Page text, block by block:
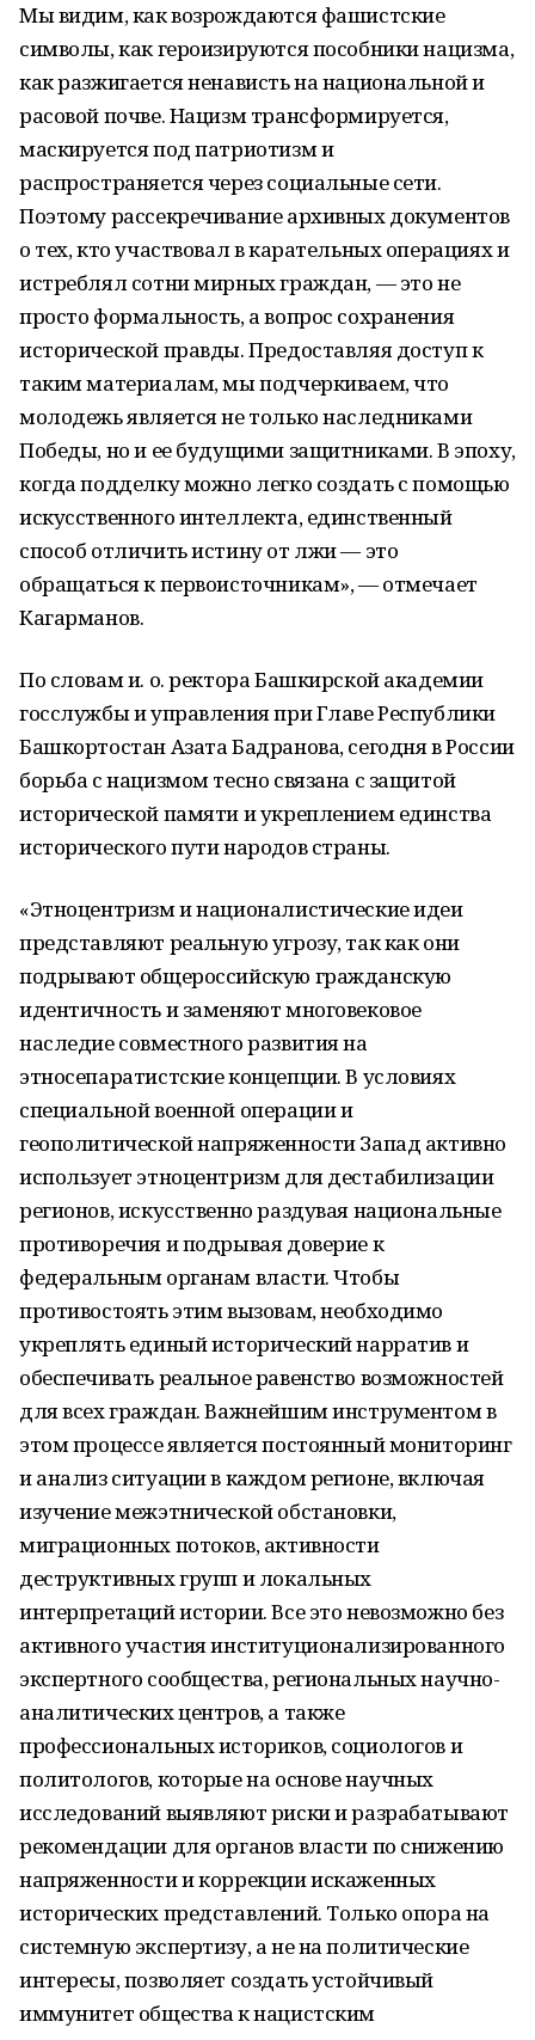
Мы видим, как возрождаются фашистские
символы, как героизируются пособники нацизма,
как разжигается ненависть на национальной и
расовой почве. Нацизм трансформируется,
маскируется под патриотизм и
распространяется через социальные сети.
Поэтому рассекречивание архивных документов
о тех, кто участвовал в карательных операциях и
истреблял сотни мирных граждан, — это не
просто формальность, а вопрос сохранения
исторической правды. Предоставляя доступ к
таким материалам, мы подчеркиваем, что
молодежь является не только наследниками
Победы, но и ее будущими защитниками. В эпоху,
когда подделку можно легко создать с помощью
искусственного интеллекта, единственный
способ отличить истину от лжи — это
обращаться к первоисточникам», — отмечает
Кагарманов.
По словам и. о. ректора Башкирской академии
госслужбы и управления при Главе Республики
Башкортостан Азата Бадранова, сегодня в России
борьба с нацизмом тесно связана с защитой
исторической памяти и укреплением единства
исторического пути народов страны.
«Этноцентризм и националистические идеи
представляют реальную угрозу, так как они
подрывают общероссийскую гражданскую
идентичность и заменяют многовековое
наследие совместного развития на
этносепаратистские концепции. В условиях
специальной военной операции и
геополитической напряженности Запад активно
использует этноцентризм для дестабилизации
регионов, искусственно раздувая национальные
противоречия и подрывая доверие к
федеральным органам власти. Чтобы
противостоять этим вызовам, необходимо
укреплять единый исторический нарратив и
обеспечивать реальное равенство возможностей
для всех граждан. Важнейшим инструментом в
этом процессе является постоянный мониторинг
и анализ ситуации в каждом регионе, включая
изучение межэтнической обстановки,
миграционных потоков, активности
деструктивных групп и локальных
интерпретаций истории. Все это невозможно без
активного участия институционализированного
экспертного сообщества, региональных научно-
аналитических центров, а также
профессиональных историков, социологов и
политологов, которые на основе научных
исследований выявляют риски и разрабатывают
рекомендации для органов власти по снижению
напряженности и коррекции искаженных
исторических представлений. Только опора на
системную экспертизу, а не на политические
интересы, позволяет создать устойчивый
иммунитет общества к нацистским